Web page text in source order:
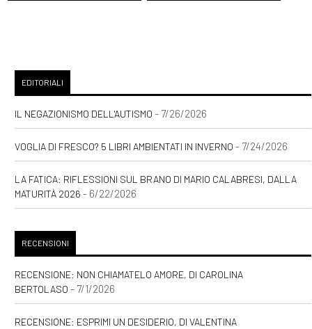
EDITORIALI
IL NEGAZIONISMO DELL'AUTISMO - 7/26/2026
VOGLIA DI FRESCO? 5 LIBRI AMBIENTATI IN INVERNO - 7/24/2026
LA FATICA: RIFLESSIONI SUL BRANO DI MARIO CALABRESI, DALLA
MATURITÀ 2026 - 6/22/2026
RECENSIONI
RECENSIONE: NON CHIAMATELO AMORE, DI CAROLINA
BERTOLASO - 7/1/2026
RECENSIONE: ESPRIMI UN DESIDERIO, DI VALENTINA